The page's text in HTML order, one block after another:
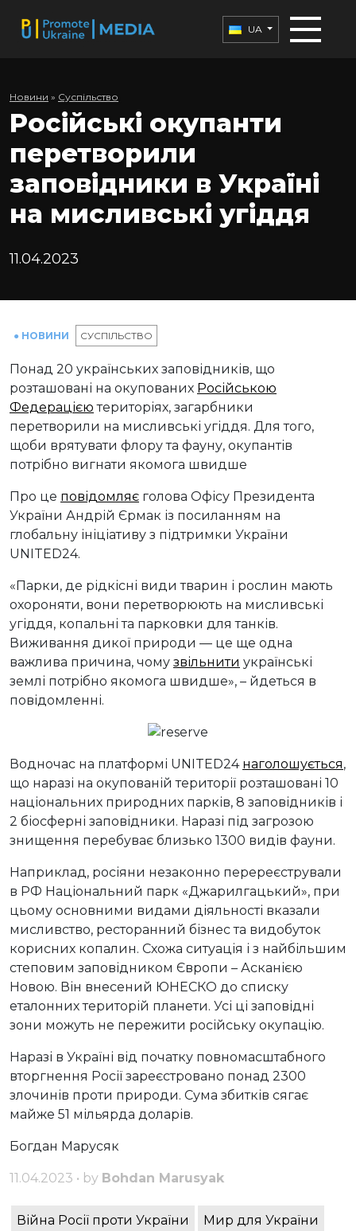
UA
Новини » Суспільство
Російські окупанти
перетворили
заповідники в Україні
на мисливські угіддя
11.04.2023
● НОВИНИ СУСПІЛЬСТВО
Понад 20 українських заповідників, що
розташовані на окупованих Російською
Федерацією територіях, загарбники
перетворили на мисливські угіддя. Для того,
щоби врятувати флору та фауну, окупантів
потрібно вигнати якомога швидше
Про це повідомляє голова Офісу Президента
України Андрій Єрмак із посиланням на
глобальну ініціативу з підтримки України
UNITED24.
«Парки, де рідкісні види тварин і рослин мають
охороняти, вони перетворюють на мисливські
угіддя, копальні та парковки для танків.
Виживання дикої природи — це ще одна
важлива причина, чому звільнити українські
землі потрібно якомога швидше», – йдеться в
повідомленні.
Водночас на платформі UNITED24 наголошується,
що наразі на окупованій території розташовані 10
національних природних парків, 8 заповідників і
2 біосферні заповідники. Наразі під загрозою
знищення перебуває близько 1300 видів фауни.
Наприклад, росіяни незаконно перереєстрували
в РФ Національний парк «Джарилгацький», при
цьому основними видами діяльності вказали
мисливство, ресторанний бізнес та видобуток
корисних копалин. Схожа ситуація і з найбільшим
степовим заповідником Європи – Асканією
Новою. Він внесений ЮНЕСКО до списку
еталонних територій планети. Усі ці заповідні
зони можуть не пережити російську окупацію.
Наразі в Україні від початку повномасштабного
вторгнення Росії зареєстровано понад 2300
злочинів проти природи. Сума збитків сягає
майже 51 мільярда доларів.
Богдан Марусяк
11.04.2023 • by Bohdan Marusyak
Війна Росії проти України Мир для України